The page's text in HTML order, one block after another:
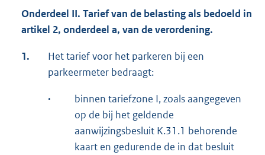
Onderdeel II. Tarief van de belasting als bedoeld in
artikel 2, onderdeel a, van de verordening.
1.
Het tarief voor het parkeren bij een
parkeermeter bedraagt:
·
binnen tariefzone I, zoals aangegeven
op de bij het geldende
aanwijzingsbesluit K.31.1 behorende
kaart en gedurende de in dat besluit